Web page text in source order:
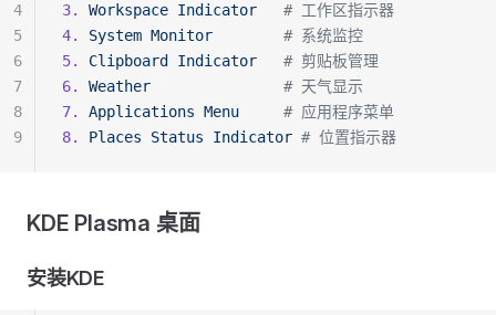
3.
Workspace Indicator
   # 工作区指示器
4.
System Monitor
        # 系统监控
5.
Clipboard Indicator
   # 剪贴板管理
6.
Weather
               # 天气显示
7.
Applications Menu
     # 应用程序菜单
8.
Places Status Indicator # 位置指示器
4
5
6
7
8
9
KDE Plasma 桌面
安装KDE